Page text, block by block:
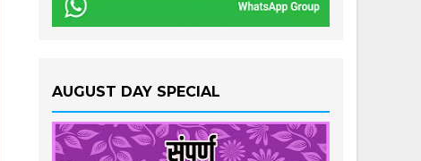
AUGUST DAY SPECIAL